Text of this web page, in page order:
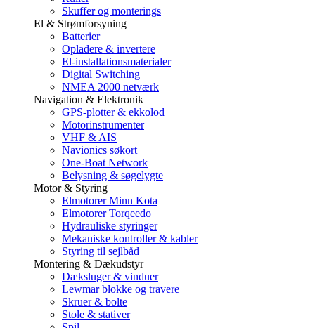
Skuffer og monterings
El & Strømforsyning
Batterier
Opladere & invertere
El-installationsmaterialer
Digital Switching
NMEA 2000 netværk
Navigation & Elektronik
GPS-plotter & ekkolod
Motorinstrumenter
VHF & AIS
Navionics søkort
One-Boat Network
Belysning & søgelygte
Motor & Styring
Elmotorer Minn Kota
Elmotorer Torqeedo
Hydrauliske styringer
Mekaniske kontroller & kabler
Styring til sejlbåd
Montering & Dækudstyr
Dæksluger & vinduer
Lewmar blokke og travere
Skruer & bolte
Stole & stativer